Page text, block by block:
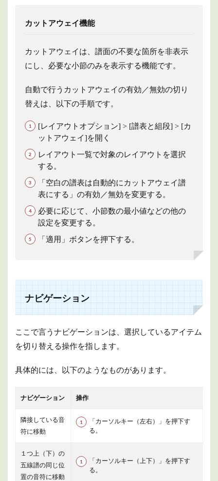
カットアウェイ機能
カットアウェイは、譜面の不要な箇所を非表示
にし、必要な小節のみを表示する機能です。
自動で行うカットアウェイの有効／無効の切り
替えは、以下の手順です。
[レイアウトオプション] > [譜表と組段] > [カ
ットアウェイ]を開く
レイアウト一覧で対象のレイアウトを選択
する。
「空白の譜表は自動的にカットアウェイ譜
表にする」の有効／無効を変更する。
必要に応じて、小節数の最小値などの他の
設定を変更する。
「適用」ボタンを押下する。
ナビゲーション
ここで言うナビゲーションは、選択しているアイテム
を切り替える操作を指します。
具体的には、以下のようなものがあります。
ナビゲーション 操作
隣接している音
符に移動
「カーソルキー（左右）」を押下す
る。
１つ上（下）の
五線譜の同じ位
置の音符に移動
「カーソルキー（上下）」を押下す
る。